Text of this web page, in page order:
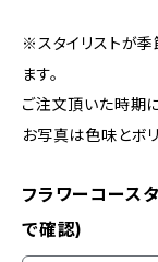
※スタイリストが
ます。
ご注文頂いた時期
お写真は色味とボ
フラワーコース
で確認)